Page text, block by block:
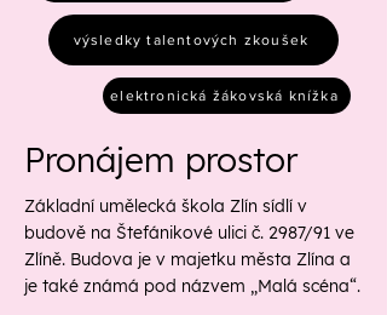
výsledky talentových zkoušek
elektronická žákovská knížka
Pronájem prostor
Základní umělecká škola Zlín sídlí v
budově na Štefánikové ulici č. 2987/91 ve
Zlíně. Budova je v majetku města Zlína a
je také známá pod názvem „Malá scéna“.